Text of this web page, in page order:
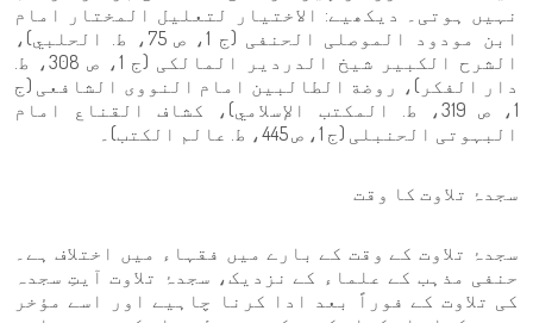
نہیں ہوتی۔ دیکھیے: الاختیار لتعلیل المختار امام
ابن مودود الموصلی الحنفی (ج 1، ص 75، ط. الحلبي)،
الشرح الكبير شیخ الدردیر المالکی (ج 1، ص 308، ط.
دار الفكر)، روضة الطالبین امام النووی الشافعی (ج
1، ص 319، ط. المكتب الإسلامي)، کشاف القناع امام
البہوتی الحنبلی (ج 1، ص 445، ط. عالم الكتب)۔
سجدۂ تلاوت کا وقت
سجدۂ تلاوت کے وقت کے بارے میں فقہاء میں اختلاف ہے۔
حنفی مذہب کے علماء کے نزدیک، سجدۂ تلاوت آیتِ سجدہ
کی تلاوت کے فوراً بعد ادا کرنا چاہیے اور اسے مؤخر